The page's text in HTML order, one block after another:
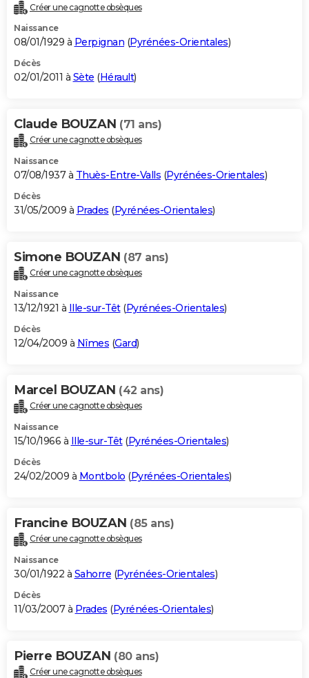
Créer une cagnotte obsèques
Naissance
08/01/1929 à Perpignan (Pyrénées-Orientales)
Décès
02/01/2011 à Sète (Hérault)
Claude BOUZAN (71 ans)
Créer une cagnotte obsèques
Naissance
07/08/1937 à Thuès-Entre-Valls (Pyrénées-Orientales)
Décès
31/05/2009 à Prades (Pyrénées-Orientales)
Simone BOUZAN (87 ans)
Créer une cagnotte obsèques
Naissance
13/12/1921 à Ille-sur-Têt(Pyrénées-Orientales)
Décès
12/04/2009 à Nîmes (Gard)
Marcel BOUZAN (42 ans)
Créer une cagnotte obsèques
Naissance
15/10/1966 à Ille-sur-Têt(Pyrénées-Orientales)
Décès
24/02/2009 à Montbolo (Pyrénées-Orientales)
Francine BOUZAN (85 ans)
Créer une cagnotte obsèques
Naissance
30/01/1922 à Sahorre (Pyrénées-Orientales)
Décès
11/03/2007 à Prades (Pyrénées-Orientales)
Pierre BOUZAN (80 ans)
Créer une cagnotte obsèques